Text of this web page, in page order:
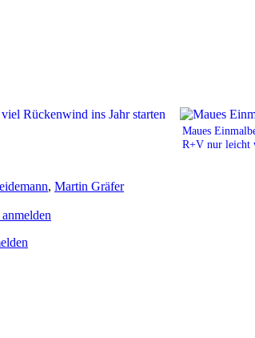
Maues
R+V nur leicht
, Martin Gräfer